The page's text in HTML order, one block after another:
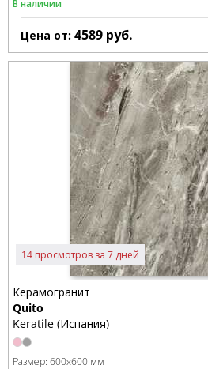
В наличии
Цена от: 4589 руб.
14 просмотров за 7 дней
Керамогранит
Quito
Keratile (Испания)
Размер: 600x600 мм